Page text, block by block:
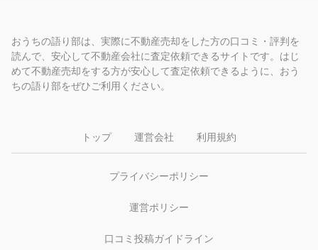
おうちの語り部は、実際に不動産売却をした方の口コミ・評判を
読んで、安心して不動産会社に査定依頼できるサイトです。はじ
めて不動産売却をする方が安心して査定依頼できるように、おう
ちの語り部をぜひご利用ください。
トップ 運営会社 利用規約
プライバシーポリシー
運営ポリシー
口コミ投稿ガイドライン